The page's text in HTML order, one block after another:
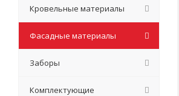
Кровельные материалы
Фасадные материалы
Заборы
Комплектующие